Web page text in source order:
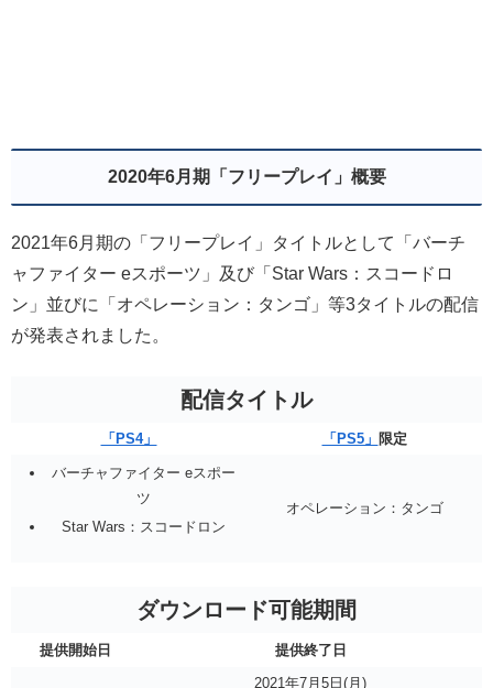
2020年6月期「フリープレイ」概要
2021年6月期の「フリープレイ」タイトルとして「バーチ
ャファイター eスポーツ」及び「Star Wars：スコードロ
ン」並びに「オペレーション：タンゴ」等3タイトルの配信
が発表されました。
配信タイトル
「PS4」 「PS5」 限定
バーチャファイター eスポー
ツ
Star Wars：スコードロン
オペレーション：タンゴ
ダウンロード可能期間
提供開始日
提供終了日
2021年7月5日(月)